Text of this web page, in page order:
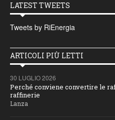
LATEST TWEETS
Tweets by RiEnergia
ARTICOLI PIÙ LETTI
30 LUGLIO 2026
Perché conviene convertire le
raffinerie
Lanza